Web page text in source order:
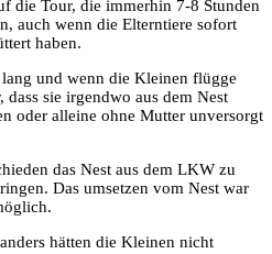
die Tour, die immerhin 7-8 Stunden
auch wenn die Elterntiere sofort
haben.
und wenn die Kleinen flügge
sie irgendwo aus dem Nest
oder alleine ohne Mutter unversorgt
das Nest aus dem LKW zu
Das umsetzen vom Nest war
hätten die Kleinen nicht